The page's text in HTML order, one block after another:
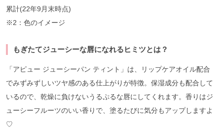
累計(22年9月末時点)
※2：色のイメージ
もぎたてジューシーな唇になれるヒミツとは？
「アピュー ジューシーパン ティント」は、リップケアオイル配合
でみずみずしいツヤ感のある仕上がりが特徴。保湿成分も配合して
いるので、乾燥に負けないうるぷるな唇にしてくれます。香りはジ
ューシーフルーツのいい香りで、塗るたびに気分もアップしますよ
♡